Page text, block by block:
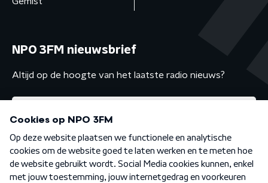
NPO 3FM nieuwsbrief
Altijd op de hoogte van het laatste radio nieuws?
Algemene voorwaarden Privacybeleid